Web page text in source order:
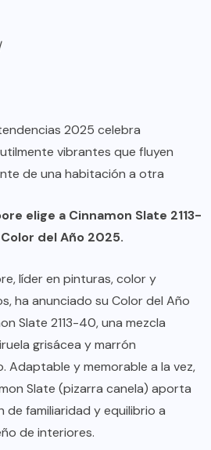
2025 celebra
vibrantes que fluyen
de una habitación a otra
elige a Cinnamon Slate 2113-
del Año 2025.
líder en pinturas, color y
ha anunciado su Color del Año
Slate 2113-40, una mezcla
grisácea y marrón
Adaptable y memorable a la vez,
Slate (pizarra canela) aporta
de familiaridad y equilibrio a
de interiores.